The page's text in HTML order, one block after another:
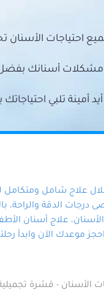
احتياجات
مشكلات أسنانك
تلبي احتياجاتك
علاج شامل ومتكامل
الدقة والراحة،
علاج أسنان
موعدك الآن وابدأ
الأسنان - قشرة